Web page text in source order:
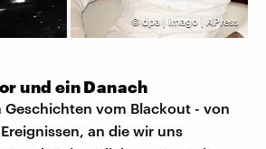
©dpa | imago | APress
und ein Danach
Geschichten vom Blackout - von
an die wir uns